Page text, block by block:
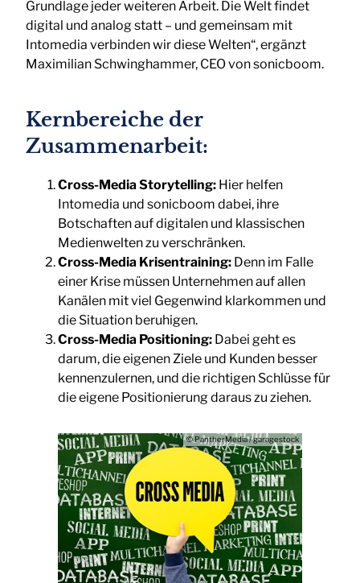
Grundlage jeder weiteren Arbeit. Die Welt findet
digital und analog statt – und gemeinsam mit
Intomedia verbinden wir diese Welten“, ergänzt
Maximilian Schwinghammer, CEO von sonicboom.
Kernbereiche der
Zusammenarbeit:
Cross-Media Storytelling: Hier helfen
Intomedia und sonicboom dabei, ihre
Botschaften auf digitalen und klassischen
Medienwelten zu verschränken.
Cross-Media Krisentraining: Denn im Falle
einer Krise müssen Unternehmen auf allen
Kanälen mit viel Gegenwind klarkommen und
die Situation beruhigen.
Cross-Media Positioning: Dabei geht es
darum, die eigenen Ziele und Kunden besser
kennenzulernen, und die richtigen Schlüsse für
die eigene Positionierung daraus zu ziehen.
© PantherMedia / garagestock